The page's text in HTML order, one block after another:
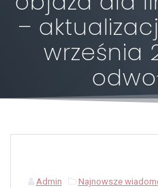
–
września
Admin Najnowsze